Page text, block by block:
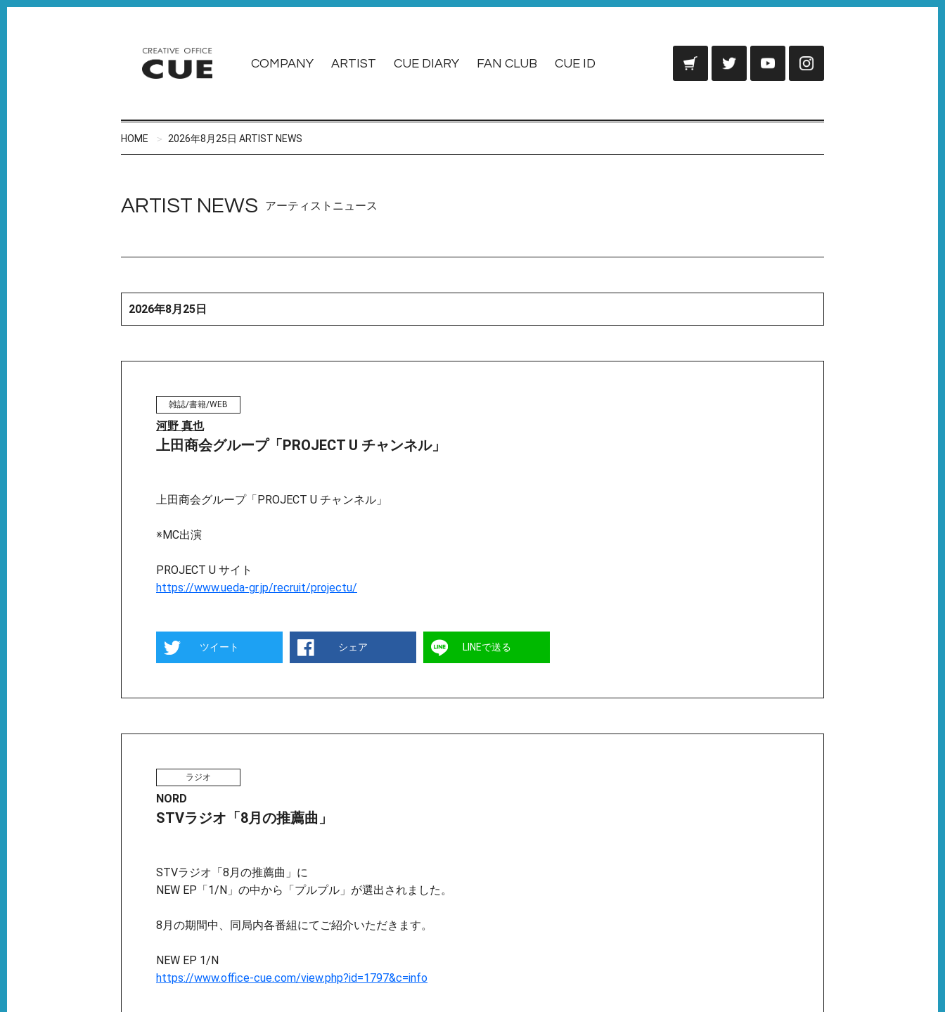
COMPANY ARTIST CUE DIARY FAN CLUB CUE ID
HOME 2026年8月25日 ARTIST NEWS
ARTIST NEWS アーティストニュース
2026年8月25日
雑誌/書籍/WEB
河野 真也
上田商会グループ「PROJECT U チャンネル」
上田商会グループ「PROJECT U チャンネル」
※MC出演
PROJECT U サイト
https://www.ueda-gr.jp/recruit/projectu/
ツイート シェア LINEで送る
ラジオ
NORD
STVラジオ「8月の推薦曲」
STVラジオ「8月の推薦曲」に
NEW EP「1/N」の中から「プルプル」が選出されました。
8月の期間中、同局内各番組にてご紹介いただきます。
NEW EP 1/N
https://www.office-cue.com/view.php?id=1797&c=info